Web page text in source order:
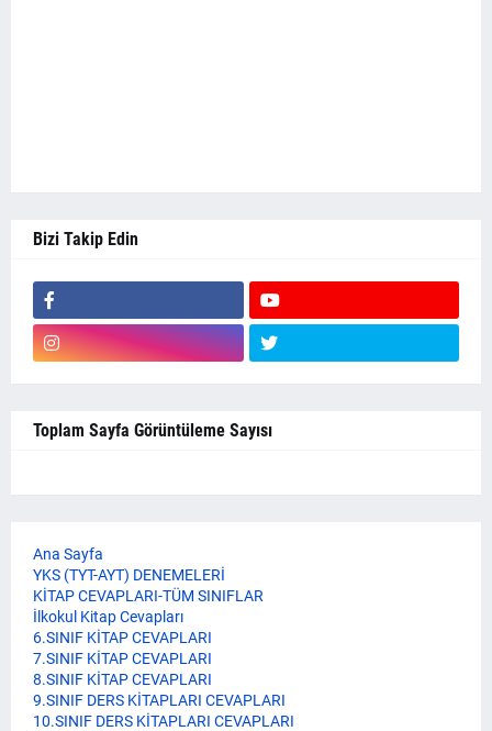
Bizi Takip Edin
Toplam Sayfa Görüntüleme Sayısı
Ana Sayfa
YKS (TYT-AYT) DENEMELERİ
KİTAP CEVAPLARI-TÜM SINIFLAR
İlkokul Kitap Cevapları
6.SINIF KİTAP CEVAPLARI
7.SINIF KİTAP CEVAPLARI
8.SINIF KİTAP CEVAPLARI
9.SINIF DERS KİTAPLARI CEVAPLARI
10.SINIF DERS KİTAPLARI CEVAPLARI